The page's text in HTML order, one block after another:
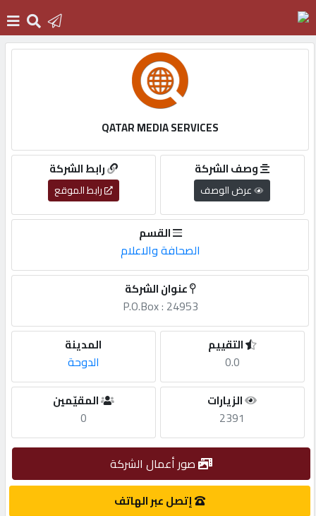
التسجيل
English
أضف
طلب
QATAR MEDIA SERVICES
رابط الشركة
رابط الموقع
وصف الشركة
عرض الوصف
القسم
الصحافة والاعلام
عنوان الشركة
P.O.Box : 24953
المدينة
الدوحة
التقييم
0.0
المقيّمين
0
الزيارات
2391
صور أعمال الشركة
إتصل عبر الهاتف